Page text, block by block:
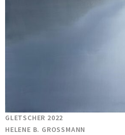
GLETSCHER 2022
HELENE B. GROSSMANN